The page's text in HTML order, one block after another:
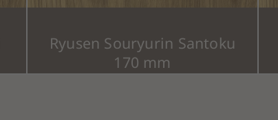
Ryusen Souryurin Santoku
170 mm